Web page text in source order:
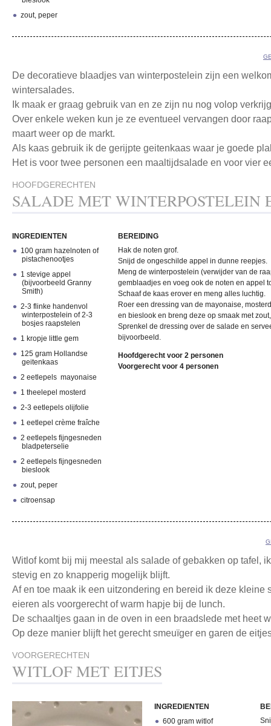
zout, peper
De decoratieve blaadjes van winterpostelein zijn een
wintersalades.
Ik maak er graag gebruik van en ze zijn nu nog volop
Over enkele weken kun je ze eventueel vervangen door
maart weer op de markt.
Als kaas gebruik ik de gerijpte geitenkaas waar je goede
Het is voor twee personen een maaltijdsalade en voor vier
HOOFDGERECHTEN
SALADE MET WINTERPOSTELEIN
INGREDIENTEN
100 gram hazelnoten of
pistachenootjes
1 stevige appel
(bijvoorbeeld Granny
Smith)
2-3 flinke handenvol
winterpostelein of 2-3
bosjes raapstelen
1 kropje little gem
125 gram Hollandse
geitenkaas
2 eetlepels mayonaise
1 theelepel mosterd
2-3 eetlepels olijfolie
1 eetlepel crème fraîche
2 eetlepels fijngesneden
bladpeterselie
2 eetlepels fijngesneden
bieslook
zout, peper
citroensap
BEREIDING
Hak de noten grof.
Snijd de ongeschilde appel in dunne reepjes.
Meng de winterpostelein (verwijder van de
gemblaadjes en voeg ook de noten en appel
Schaaf de kaas erover en meng alles luchtig.
Roer een dressing van de mayonaise,
en bieslook en breng deze op smaak met
Sprenkel de dressing over de salade en
bijvoorbeeld.
Hoofdgerecht voor 2 personen
Voorgerecht voor 4 personen
Witlof komt bij mij meestal als salade of gebakken op tafel,
stevig en zo knapperig mogelijk blijft.
Af en toe maak ik een uitzondering en bereid ik deze kleine
eieren als voorgerecht of warm hapje bij de lunch.
De schaaltjes gaan in de oven in een braadslede met heet
Op deze manier blijft het gerecht smeuïger en garen de
VOORGERECHTEN
WITLOF MET EITJES
INGREDIENTEN
600 gram witlof